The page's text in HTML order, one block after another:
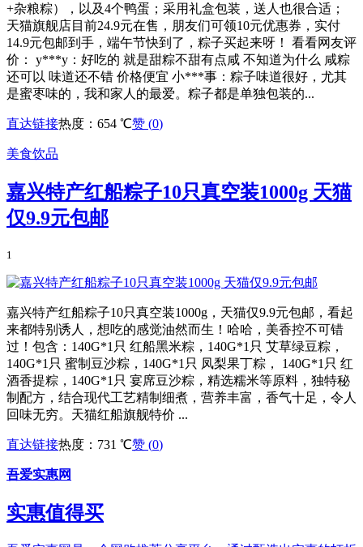
+杂粮粽），以及4个鸭蛋；采用礼盒包装，送人也很合适；
天猫旗舰店目前24.9元在售，朋友们可领10元优惠券，实付
14.9元包邮到手，端午节快到了，粽子买起来呀！ 看看网友评
价： y***y：好吃的 就是甜粽不甜有点咸 不知道为什么 咸粽
还可以 味道还不错 价格便宜 小***事：粽子味道很好，尤其
是蜜枣味的，我和家人的最爱。粽子都是单独包装的...
直达链接热度：654 ℃赞 (0)
美食饮品
嘉兴特产红船粽子10只真空装1000g 天猫
仅9.9元包邮
1
嘉兴特产红船粽子10只真空装1000g，天猫仅9.9元包邮，看起
来都特别诱人，想吃的感觉油然而生！哈哈，美香控不可错
过！包含：140G*1只 红船黑米粽，140G*1只 艾草绿豆粽，
140G*1只 蜜制豆沙粽，140G*1只 凤梨果丁粽， 140G*1只 红
酒香提粽，140G*1只 宴席豆沙粽，精选糯米等原料，独特秘
制配方，结合现代工艺精制细煮，营养丰富，香气十足，令人
回味无穷。天猫红船旗舰特价 ...
直达链接热度：731 ℃赞 (0)
吾爱实惠网
实惠值得买